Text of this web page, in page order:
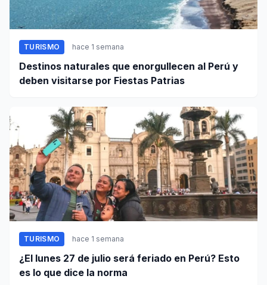
TURISMO hace 1 semana
Destinos naturales que enorgullecen al Perú y
deben visitarse por Fiestas Patrias
TURISMO hace 1 semana
¿El lunes 27 de julio será feriado en Perú? Esto
es lo que dice la norma